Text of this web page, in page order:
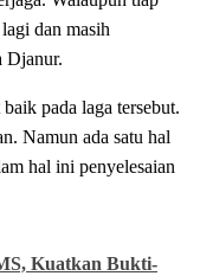
dan masih
Djanur.
pada laga tersebut.
Namun ada satu hal
hal ini penyelesaian
Kuatkan Bukti-